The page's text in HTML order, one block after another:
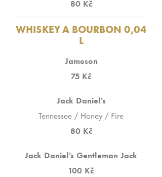
80 Kč
WHISKEY A BOURBON 0,04
L
Jameson
75 Kč
Jack Daniel's
Tennessee / Honey / Fire
80 Kč
Jack Daniel's Gentleman Jack
100 Kč